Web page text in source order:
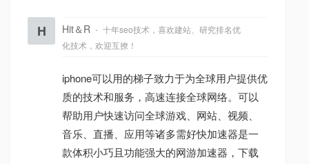
H Hit＆R · 十年seo技术，喜欢建站、研究排名优
化技术，欢迎互撩！
iphone可以用的梯子致力于为全球用户提供优
质的技术和服务，高速连接全球网络。可以
帮助用户快速访问全球游戏、网站、视频、
音乐、直播、应用等诸多需好快加速器是一
款体积小巧且功能强大的网游加速器，下载